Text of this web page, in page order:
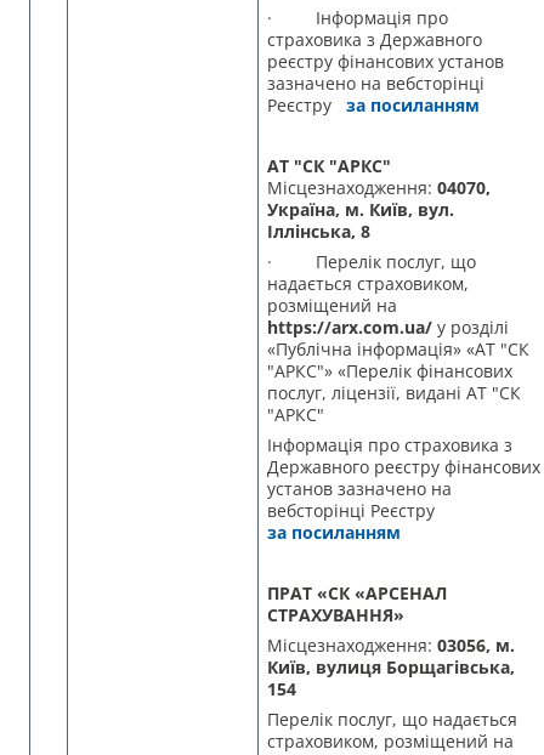
· Інформація про
страховика з Державного
реєстру фінансових установ
зазначено на вебсторінці
Реєстру за посиланням
АТ "СК "АРКС"
Місцезнаходження: 04070,
Україна, м. Київ, вул.
Іллінська, 8
· Перелік послуг, що
надається страховиком,
розміщений на
https://arx.com.ua/ у розділі
«Публічна інформація» «АТ "СК
"АРКС"» «Перелік фінансових
послуг, ліцензії, видані АТ "СК
"АРКС"
Інформація про страховика з
Державного реєстру фінансових
установ зазначено на
вебсторінці Реєстру
за посиланням
ПРАТ «СК «АРСЕНАЛ
СТРАХУВАННЯ»
Місцезнаходження: 03056, м.
Київ, вулиця Борщагівська,
154
Перелік послуг, що надається
страховиком, розміщений на